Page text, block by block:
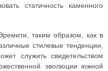
статичность каменного
таким образом, как в
стилевые тенденции,
служить свидетельством
эволюции южной